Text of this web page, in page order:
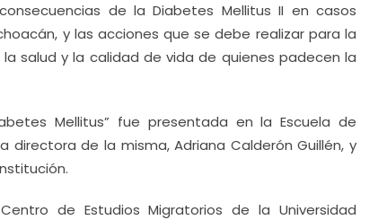
de la Diabetes Mellitus II en casos
y las acciones que se debe realizar para la
salud y la calidad de vida de quienes padecen la
Mellitus” fue presentada en la Escuela de
directora de la misma, Adriana Calderón Guillén, y
de Estudios Migratorios de la Universidad